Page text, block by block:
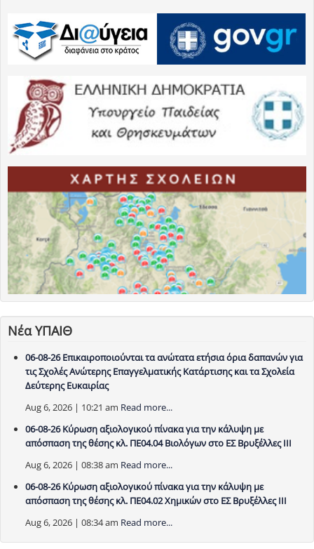
Νέα ΥΠΑΙΘ
06-08-26 Επικαιροποιούνται τα ανώτατα ετήσια όρια δαπανών για
τις Σχολές Ανώτερης Επαγγελματικής Κατάρτισης και τα Σχολεία
Δεύτερης Ευκαιρίας
Aug 6, 2026 | 10:21 am Read more...
06-08-26 Κύρωση αξιολογικού πίνακα για την κάλυψη με
απόσπαση της θέσης κλ. ΠΕ04.04 Βιολόγων στο ΕΣ Βρυξέλλες ΙΙΙ
Aug 6, 2026 | 08:38 am Read more...
06-08-26 Κύρωση αξιολογικού πίνακα για την κάλυψη με
απόσπαση της θέσης κλ. ΠΕ04.02 Χημικών στο ΕΣ Βρυξέλλες ΙΙΙ
Aug 6, 2026 | 08:34 am Read more...